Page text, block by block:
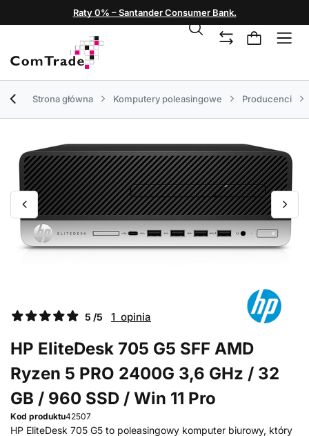
Raty 0% – Santander Consumer Bank.
Strona główna Komputery poleasingowe Producenci
5 /5 1 opinia
HP EliteDesk 705 G5 SFF AMD
Ryzen 5 PRO 2400G 3,6 GHz / 32
GB / 960 SSD / Win 11 Pro
Kod produktu42507
HP EliteDesk 705 G5 to poleasingowy komputer biurowy, który